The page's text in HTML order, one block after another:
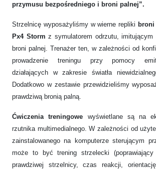
przymusu bezpośredniego i broni palnej”.
Strzelnicę wyposażyliśmy w wierne repliki
Px4 Storm z symulatorem odrzutu, imitującym
broni palnej. Trenażer ten, w zależności od
prowadzenie treningu przy pomocy
działających w zakresie światła
Dodatkowo w zestawie przewidzieliśmy
prawdziwą bronią palną.
Ćwiczenia treningowe wyświetlane są na
rzutnika multimedialnego. W zależności od
zainstalowanego na komputerze sterującym
może to być trening strzelecki
prawdziwej strzelnicy, czas reakcji,